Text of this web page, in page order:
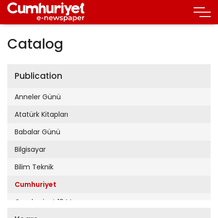
Catalog
Publication
Anneler Günü
Atatürk Kitapları
Babalar Günü
Bilgisayar
Bilim Teknik
Cumhuriyet
Cumhuriyet 19 Mayıs